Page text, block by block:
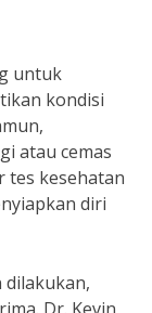
untuk
kondisi
atau cemas
tes kesehatan
diri
dilakukan,